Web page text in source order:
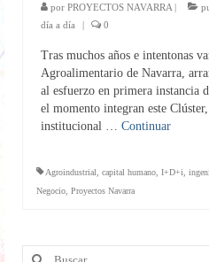
por PROYECTOS NAVARRA |
día a día
| 0
Tras muchos años e intentonas
Agroalimentario de Navarra,
al esfuerzo en primera instancia
el momento integran este
institucional … Continuar
Agroindustrial capital humano I+D+i
Negocio Proyectos Navarra
Buscar